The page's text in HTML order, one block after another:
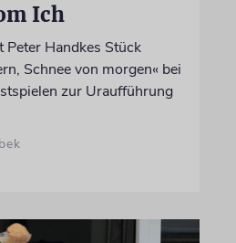
Ich
Handkes Stück
Schnee von morgen« bei
zur Uraufführung